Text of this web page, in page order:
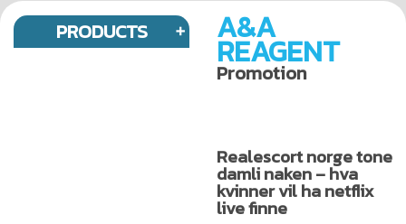
PRODUCTS A&A
REAGENT
Promotion
Realescort norge tone
damli naken – hva
kvinner vil ha netflix
live finne